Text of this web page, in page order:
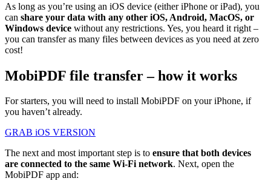
As long as you’re using an iOS device (either iPhone or iPad), you
can share your data with any other iOS, Android, MacOS, or
Windows device without any restrictions. Yes, you heard it right –
you can transfer as many files between devices as you need at zero
cost!
MobiPDF file transfer – how it works
For starters, you will need to install MobiPDF on your iPhone, if
you haven’t already.
GRAB iOS VERSION
The next and most important step is to ensure that both devices
are connected to the same Wi-Fi network. Next, open the
MobiPDF app and: